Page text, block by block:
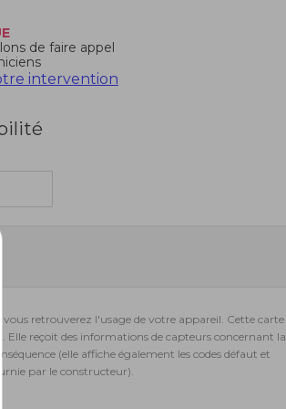
de faire appel
intervention
retrouverez l'usage de votre appareil. Cette carte
Elle reçoit des informations de capteurs concernant la
(elle affiche également les codes défaut et
par le constructeur).